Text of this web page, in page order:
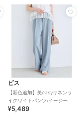
ビス
【新色追加】美easyリネンラ
イクワイドパンツ/イージーケ
ア・接触冷感・セットアップ
¥5,489